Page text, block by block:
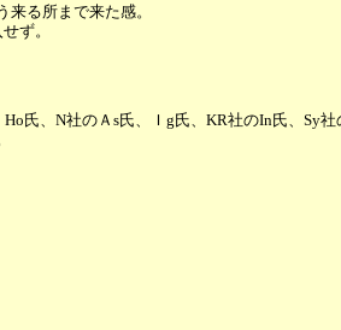
る所まで来た感。
ず。
、N社のＡs氏、Ｉg氏、KR社のIn氏、Sy社